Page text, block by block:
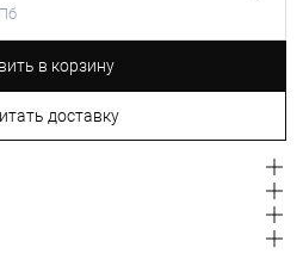
в корзину
доставку